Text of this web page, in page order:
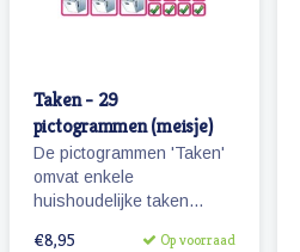
Taken - 29
pictogrammen (meisje)
De pictogrammen 'Taken'
omvat enkele
huishoudelijke taken
€8,95 Op voorraad